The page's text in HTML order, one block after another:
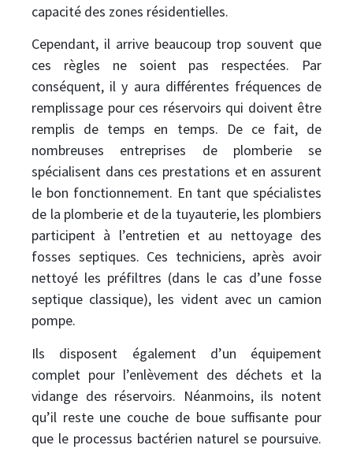
capacité des zones résidentielles.
Cependant, il arrive beaucoup trop souvent que
ces règles ne soient pas respectées. Par
conséquent, il y aura différentes fréquences de
remplissage pour ces réservoirs qui doivent être
remplis de temps en temps. De ce fait, de
nombreuses entreprises de plomberie se
spécialisent dans ces prestations et en assurent
le bon fonctionnement. En tant que spécialistes
de la plomberie et de la tuyauterie, les plombiers
participent à l’entretien et au nettoyage des
fosses septiques. Ces techniciens, après avoir
nettoyé les préfiltres (dans le cas d’une fosse
septique classique), les vident avec un camion
pompe.
Ils disposent également d’un équipement
complet pour l’enlèvement des déchets et la
vidange des réservoirs. Néanmoins, ils notent
qu’il reste une couche de boue suffisante pour
que le processus bactérien naturel se poursuive.